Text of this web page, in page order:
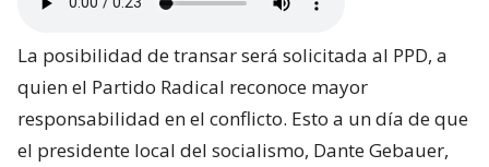
La posibilidad de transar será solicitada al PPD, a
quien el Partido Radical reconoce mayor
responsabilidad en el conflicto. Esto a un día de que
el presidente local del socialismo, Dante Gebauer,